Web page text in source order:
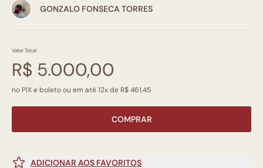
GONZALO FONSECA TORRES
Valor Total
R$ 5.000,00
no PIX e boleto ou em até 12x de R$ 461,45
COMPRAR
ADICIONAR AOS FAVORITOS